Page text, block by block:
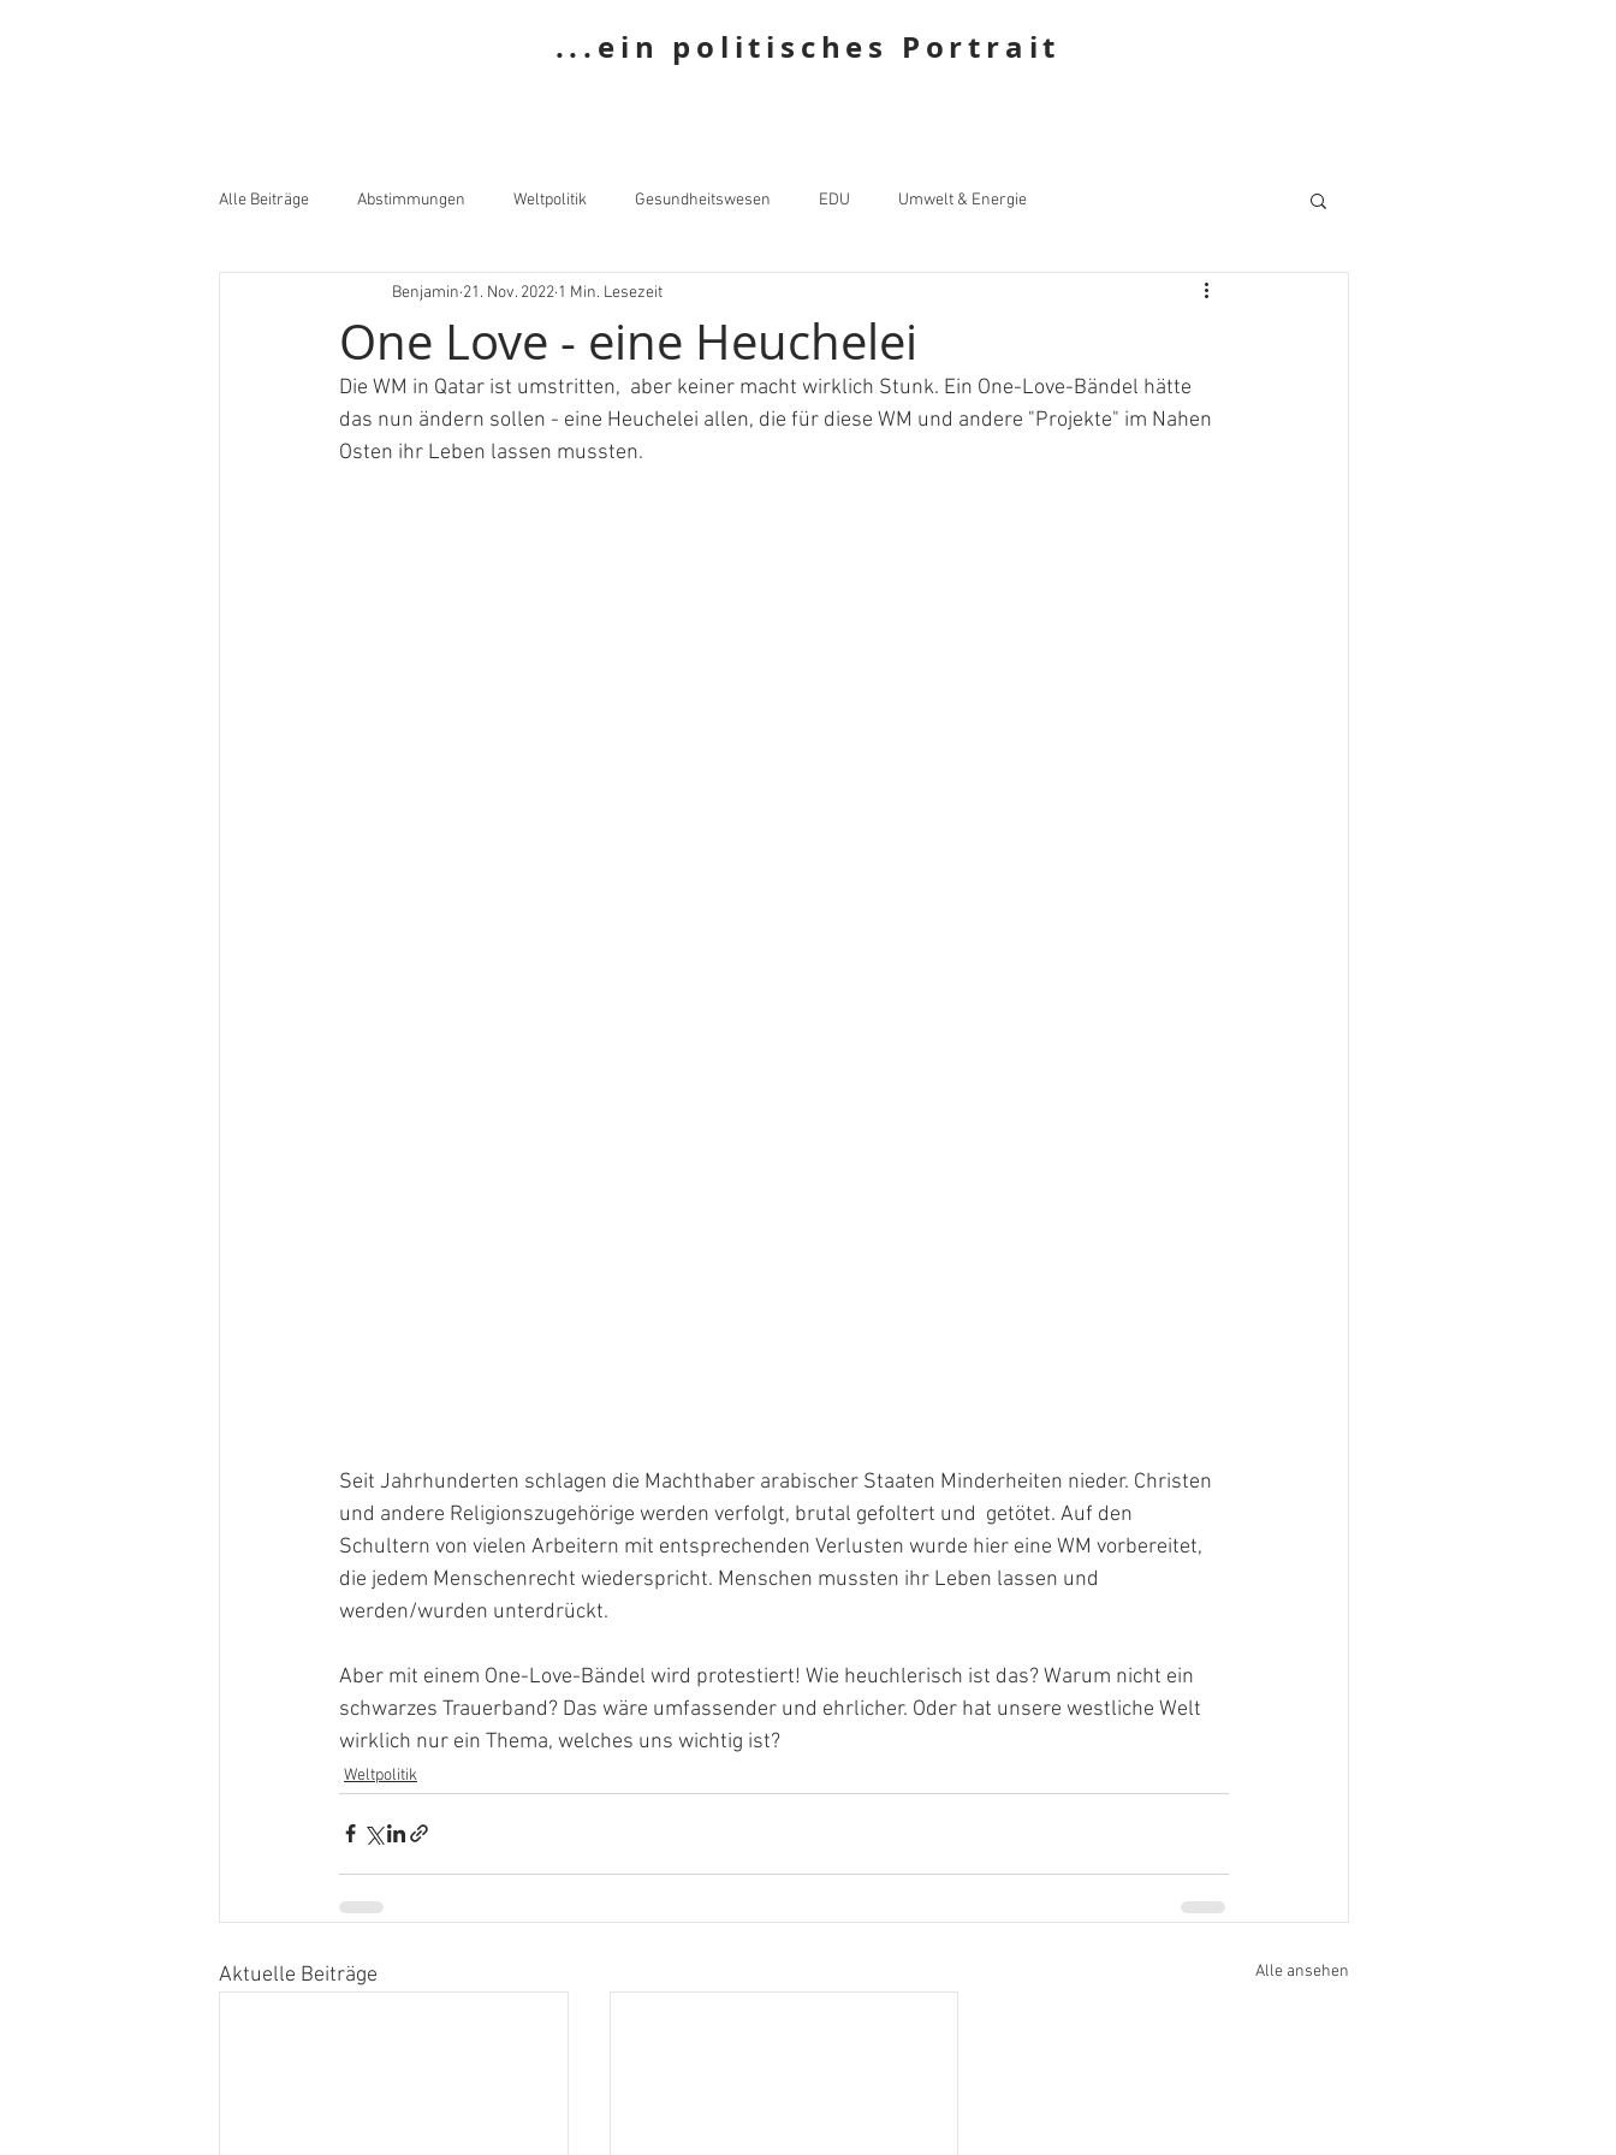
...ein politisches Portrait
Alle Beiträge Abstimmungen Weltpolitik Gesundheitswesen EDU Umwelt & Energie
One Love - eine Heuchelei
Benjamin 21. Nov. 2022 1 Min. Lesezeit
Die WM in Qatar ist umstritten,  aber keiner macht wirklich Stunk. Ein One-Love-Bändel hätte
das nun ändern sollen - eine Heuchelei allen, die für diese WM und andere "Projekte" im Nahen
Osten ihr Leben lassen mussten.
Seit Jahrhunderten schlagen die Machthaber arabischer Staaten Minderheiten nieder. Christen
und andere Religionszugehörige werden verfolgt, brutal gefoltert und  getötet. Auf den
Schultern von vielen Arbeitern mit entsprechenden Verlusten wurde hier eine WM vorbereitet,
die jedem Menschenrecht wiederspricht. Menschen mussten ihr Leben lassen und
werden/wurden unterdrückt.
Aber mit einem One-Love-Bändel wird protestiert! Wie heuchlerisch ist das? Warum nicht ein
schwarzes Trauerband? Das wäre umfassender und ehrlicher. Oder hat unsere westliche Welt
wirklich nur ein Thema, welches uns wichtig ist?
Weltpolitik
Aktuelle Beiträge Alle ansehen